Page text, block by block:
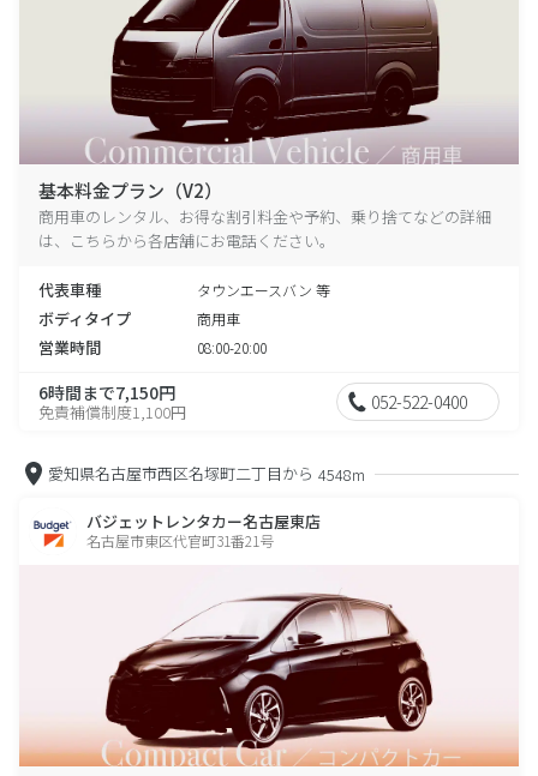
基本料金プラン（V2）
商用車のレンタル、お得な割引料金や予約、乗り捨てなどの詳細
は、こちらから各店舗にお電話ください。
代表車種 タウンエースバン 等
ボディタイプ 商用車
営業時間 08:00-20:00
6時間まで7,150円
免責補償制度1,100円 052-522-0400
愛知県名古屋市西区名塚町二丁目から 4548m
バジェットレンタカー名古屋東店
名古屋市東区代官町31番21号